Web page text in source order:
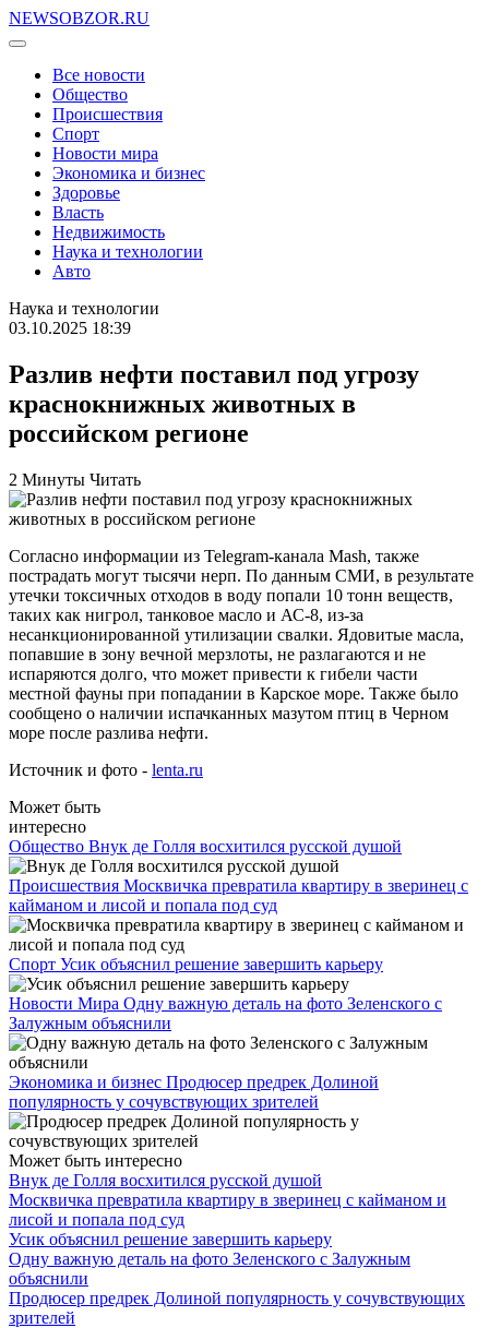
NEWSOBZOR.RU
Все новости
Общество
Происшествия
Спорт
Новости мира
Экономика и бизнес
Здоровье
Власть
Недвижимость
Наука и технологии
Авто
Наука и технологии
03.10.2025 18:39
Разлив нефти поставил под угрозу
краснокнижных животных в
российском регионе
2 Минуты Читать
Согласно информации из Telegram-канала Mash, также
пострадать могут тысячи нерп. По данным СМИ, в результате
утечки токсичных отходов в воду попали 10 тонн веществ,
таких как нигрол, танковое масло и АС-8, из-за
несанкционированной утилизации свалки. Ядовитые масла,
попавшие в зону вечной мерзлоты, не разлагаются и не
испаряются долго, что может привести к гибели части
местной фауны при попадании в Карское море. Также было
сообщено о наличии испачканных мазутом птиц в Черном
море после разлива нефти.
Источник и фото - lenta.ru
Может быть
интересно
Общество Внук де Голля восхитился русской душой
Происшествия Москвичка превратила квартиру в зверинец с
кайманом и лисой и попала под суд
Спорт Усик объяснил решение завершить карьеру
Новости Мира Одну важную деталь на фото Зеленского с
Залужным объяснили
Экономика и бизнес Продюсер предрек Долиной
популярность у сочувствующих зрителей
Может быть интересно
Внук де Голля восхитился русской душой
Москвичка превратила квартиру в зверинец с кайманом и
лисой и попала под суд
Усик объяснил решение завершить карьеру
Одну важную деталь на фото Зеленского с Залужным
объяснили
Продюсер предрек Долиной популярность у сочувствующих
зрителей